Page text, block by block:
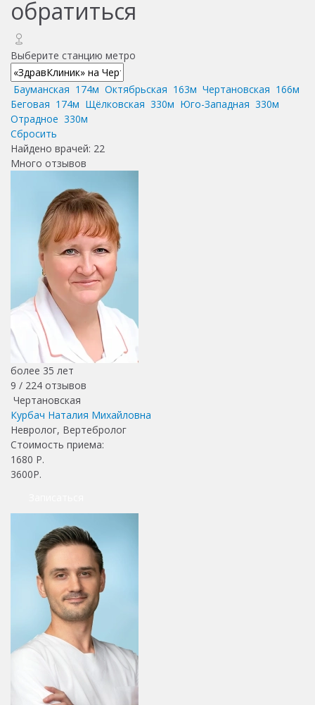
обратиться
Выберите станцию метро
Бауманская 174м Октябрьская 163м Чертановская 166м
Беговая 174м Щёлковская 330м Юго-Западная 330м
Отрадное 330м
Сбросить
Найдено врачей: 22
Много отзывов
более 35 лет
9 / 224 отзывов
Чертановская
Курбач Наталия Михайловна
Невролог, Вертебролог
Стоимость приема:
1680 Р.
3600Р.